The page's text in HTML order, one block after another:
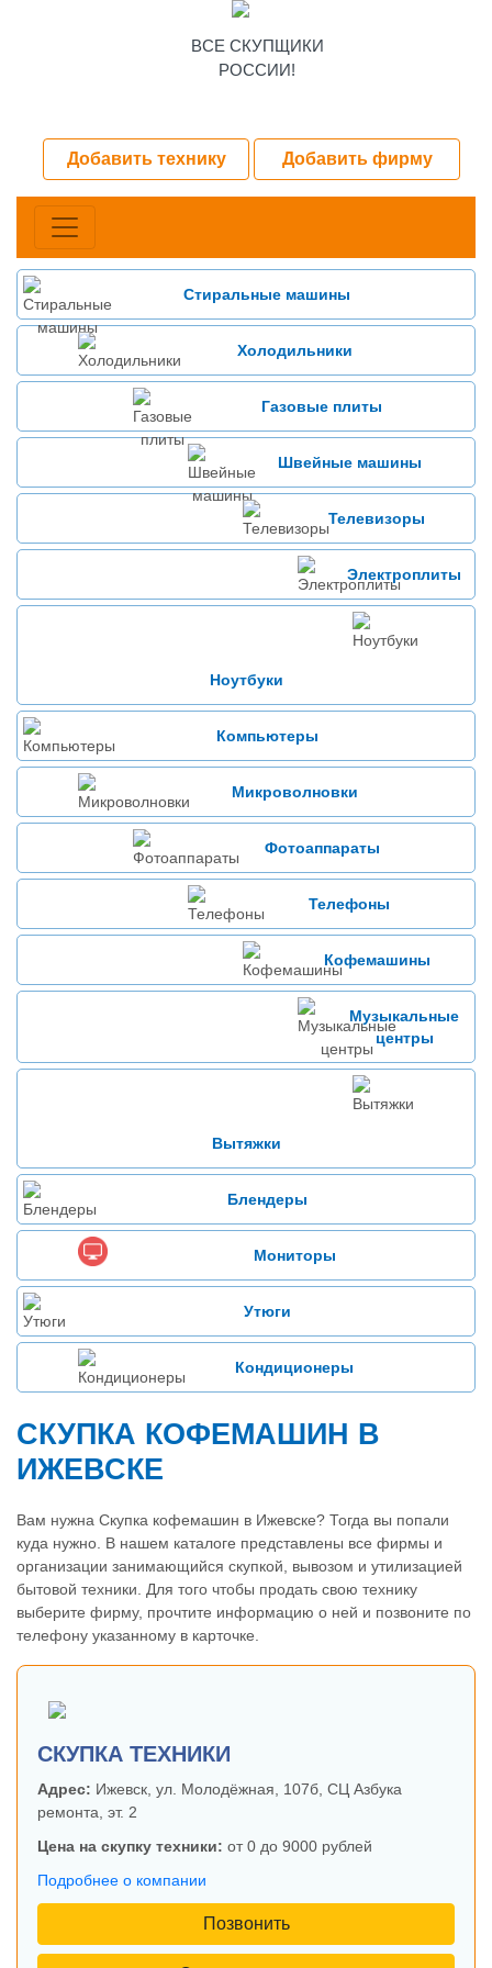
ВСЕ СКУПЩИКИ
РОССИИ!
Добавить технику Добавить фирму
Стиральные машины
Холодильники
Газовые плиты
Швейные машины
Телевизоры
Электроплиты
Ноутбуки
Компьютеры
Микроволновки
Фотоаппараты
Телефоны
Кофемашины
Музыкальные
центры
Вытяжки
Блендеры
Мониторы
Утюги
Кондиционеры
СКУПКА КОФЕМАШИН В
ИЖЕВСКЕ
Вам нужна Скупка кофемашин в Ижевске? Тогда вы попали
куда нужно. В нашем каталоге представлены все фирмы и
организации занимающийся скупкой, вывозом и утилизацией
бытовой техники. Для того чтобы продать свою технику
выберите фирму, прочтите информацию о ней и позвоните по
телефону указанному в карточке.
СКУПКА ТЕХНИКИ
Адрес: Ижевск, ул. Молодёжная, 107б, СЦ Азбука
ремонта, эт. 2
Цена на скупку техники: от 0 до 9000 рублей
Подробнее о компании
Позвонить